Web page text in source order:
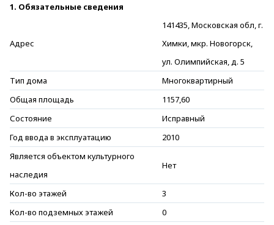
1. Обязательные сведения
Адрес
141435, Московская обл, г.
Химки, мкр. Новогорск,
ул. Олимпийская, д. 5
Тип дома
Многоквартирный
Общая площадь
1157,60
Состояние
Исправный
Год ввода в эксплуатацию
2010
Является объектом культурного
наследия
Нет
Кол-во этажей
3
Кол-во подземных этажей
0